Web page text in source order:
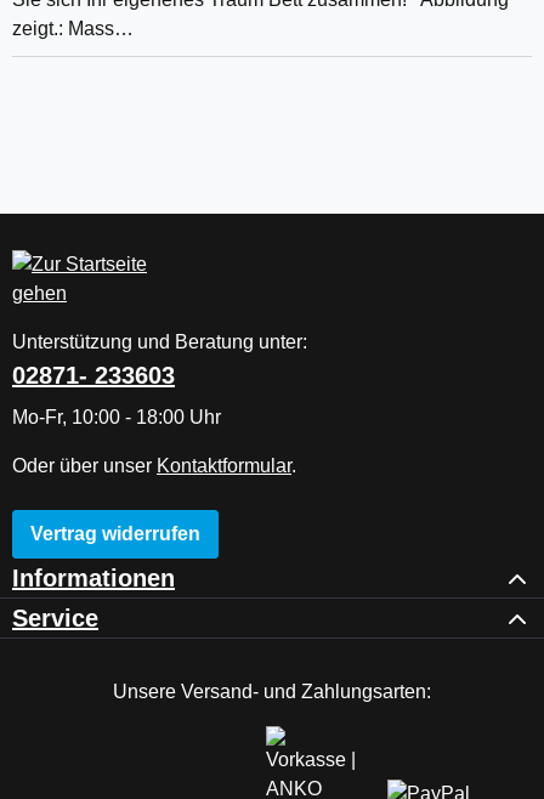
zeigt.: Mass…
Unterstützung und Beratung unter:
02871- 233603
Mo-Fr, 10:00 - 18:00 Uhr
Oder über unser Kontaktformular.
Vertrag widerrufen
Informationen
Service
Unsere Versand- und Zahlungsarten: